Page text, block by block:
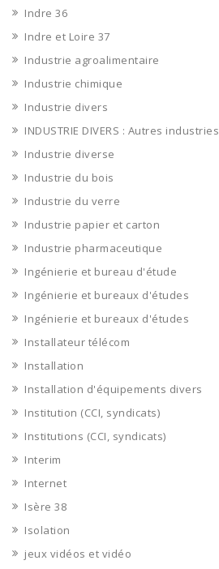
Indre 36
Indre et Loire 37
Industrie agroalimentaire
Industrie chimique
Industrie divers
INDUSTRIE DIVERS : Autres industries
Industrie diverse
Industrie du bois
Industrie du verre
Industrie papier et carton
Industrie pharmaceutique
Ingénierie et bureau d'étude
Ingénierie et bureaux d'études
Ingénierie et bureaux d'études
Installateur télécom
Installation
Installation d'équipements divers
Institution (CCI, syndicats)
Institutions (CCI, syndicats)
Interim
Internet
Isère 38
Isolation
jeux vidéos et vidéo